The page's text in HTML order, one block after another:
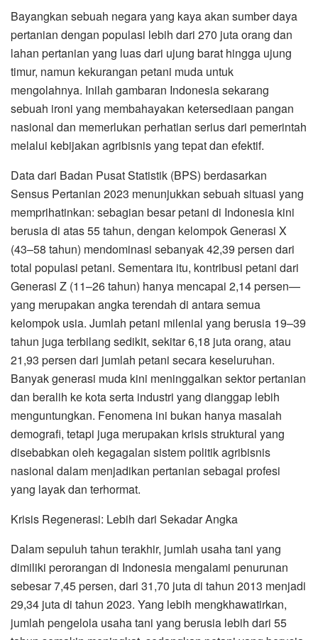
Bayangkan sebuah negara yang kaya akan sumber daya
pertanian dengan populasi lebih dari 270 juta orang dan
lahan pertanian yang luas dari ujung barat hingga ujung
timur, namun kekurangan petani muda untuk
mengolahnya. Inilah gambaran Indonesia sekarang
sebuah ironi yang membahayakan ketersediaan pangan
nasional dan memerlukan perhatian serius dari pemerintah
melalui kebijakan agribisnis yang tepat dan efektif.
Data dari Badan Pusat Statistik (BPS) berdasarkan
Sensus Pertanian 2023 menunjukkan sebuah situasi yang
memprihatinkan: sebagian besar petani di Indonesia kini
berusia di atas 55 tahun, dengan kelompok Generasi X
(43–58 tahun) mendominasi sebanyak 42,39 persen dari
total populasi petani. Sementara itu, kontribusi petani dari
Generasi Z (11–26 tahun) hanya mencapai 2,14 persen—
yang merupakan angka terendah di antara semua
kelompok usia. Jumlah petani milenial yang berusia 19–39
tahun juga terbilang sedikit, sekitar 6,18 juta orang, atau
21,93 persen dari jumlah petani secara keseluruhan.
Banyak generasi muda kini meninggalkan sektor pertanian
dan beralih ke kota serta industri yang dianggap lebih
menguntungkan. Fenomena ini bukan hanya masalah
demografi, tetapi juga merupakan krisis struktural yang
disebabkan oleh kegagalan sistem politik agribisnis
nasional dalam menjadikan pertanian sebagai profesi
yang layak dan terhormat.
Krisis Regenerasi: Lebih dari Sekadar Angka
Dalam sepuluh tahun terakhir, jumlah usaha tani yang
dimiliki perorangan di Indonesia mengalami penurunan
sebesar 7,45 persen, dari 31,70 juta di tahun 2013 menjadi
29,34 juta di tahun 2023. Yang lebih mengkhawatirkan,
jumlah pengelola usaha tani yang berusia lebih dari 55